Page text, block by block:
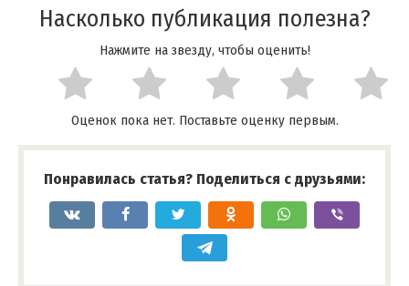
Насколько публикация полезна?
Нажмите на звезду, чтобы оценить!
Оценок пока нет. Поставьте оценку первым.
Понравилась статья? Поделиться с друзьями: